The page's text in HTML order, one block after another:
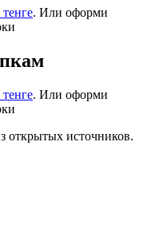
тенге. Или оформи
тенге. Или оформи
открытых источников.